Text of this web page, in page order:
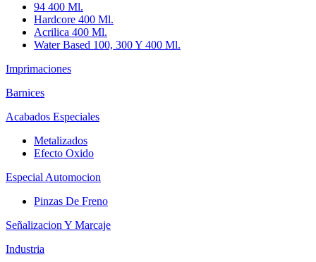
94 400 Ml.
Hardcore 400 Ml.
Acrilica 400 Ml.
Water Based 100, 300 Y 400 Ml.
Imprimaciones
Barnices
Acabados Especiales
Metalizados
Efecto Oxido
Especial Automocion
Pinzas De Freno
Señalizacion Y Marcaje
Industria